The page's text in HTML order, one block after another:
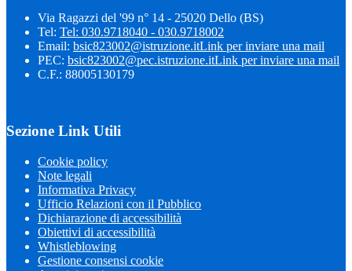
Via Ragazzi del '99 n° 14 - 25020 Dello (BS)
Tel: Tel: 030.9718040 - 030.9718002
Email: bsic823002@istruzione.itLink per inviare una mail
PEC: bsic823002@pec.istruzione.itLink per inviare una mail
C.F.: 88005130179
Sezione Link Utili
Cookie policy
Note legali
Informativa Privacy
Ufficio Relazioni con il Pubblico
Dichiarazione di accessibilità
Obiettivi di accessibilità
Whistleblowing
Gestione consensi cookie